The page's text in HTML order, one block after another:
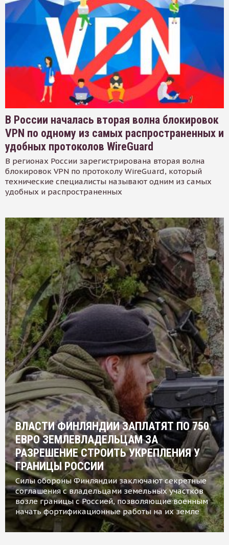
В России началась вторая волна блокировок
VPN по одному из самых распространенных и
удобных протоколов WireGuard
В регионах России зарегистрирована вторая волна
блокировок VPN по протоколу WireGuard, который
технические специалисты называют одним из самых
удобных и распространенных
ВЛАСТИ ФИНЛЯНДИИ ЗАПЛАТЯТ ПО 750
ЕВРО ЗЕМЛЕВЛАДЕЛЬЦАМ ЗА
РАЗРЕШЕНИЕ СТРОИТЬ УКРЕПЛЕНИЯ У
ГРАНИЦЫ РОССИИ
Силы обороны Финляндии заключают секретные
соглашения с владельцами земельных участков
возле границы с Россией, позволяющие военным
начать фортификационные работы на их земле